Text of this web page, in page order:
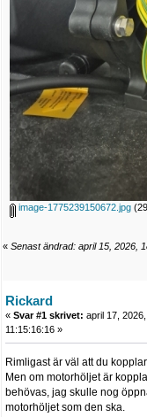
image-1775239150672.jpg
« Senast ändrad: april 15, 2026,
Rickard
« Svar #1 skrivet: april 17, 2026,
11:15:16:16 »
Rimligast är väl att du
Men om motorhöljet är
behövas, jag skulle nog
motorhöljet som den ska.